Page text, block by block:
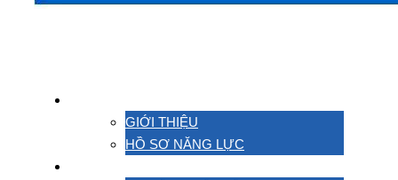
GIỚI THIỆU
HỒ SƠ NĂNG LỰC